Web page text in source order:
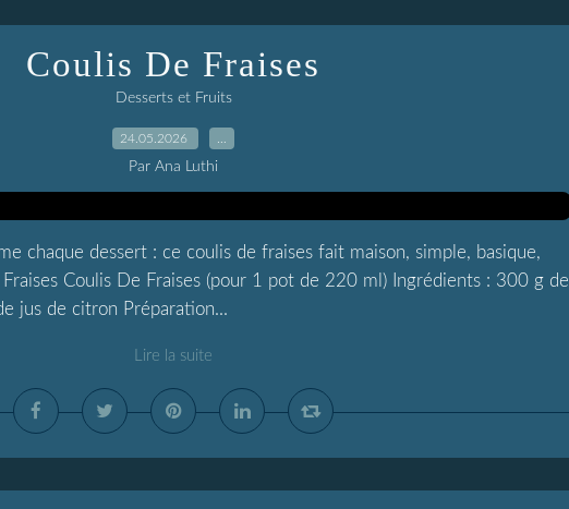
Coulis De Fraises
Desserts et Fruits
24.05.2026
Par Ana Luthi
chaque dessert : ce coulis de fraises fait maison, simple, basique,
Coulis De Fraises (pour 1 pot de 220 ml) Ingrédients : 300 g de
jus de citron Préparation...
Lire la suite